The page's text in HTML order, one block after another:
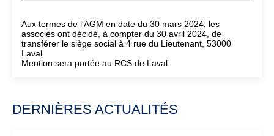
Aux termes de l'AGM en date du 30 mars 2024, les
associés ont décidé, à compter du 30 avril 2024, de
transférer le siège social à 4 rue du Lieutenant, 53000
Laval.
Mention sera portée au RCS de Laval.
DERNIÈRES ACTUALITÉS